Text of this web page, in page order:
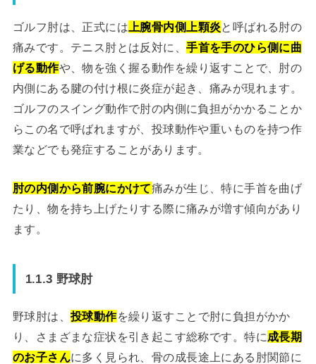
ゴルフ肘は、正式には 上腕骨内側上顆炎と呼ばれる肘の
痛みです。テニス肘とは反対に、手首を手のひら側に曲
げる動作や、物を強く握る動作を繰り返すことで、肘の
内側にある腱の付け根に炎症が起き、痛みが現れます。
ゴルフのスイング動作で肘の内側に負担がかかることか
らこの名で呼ばれますが、投球動作や重いものを持つ作
業などでも発症することがあります。
肘の内側から前腕にかけて痛みが生じ、特に手首を曲げ
たり、物を持ち上げたりする際に痛みが増す傾向があり
ます。
1.1.3 野球肘
野球肘は、投球動作を繰り返すことで肘に負担がかか
り、さまざまな症状を引き起こす総称です。特に 成長期
のお子さんに多く見られ、骨の成長途上にある肘関節に